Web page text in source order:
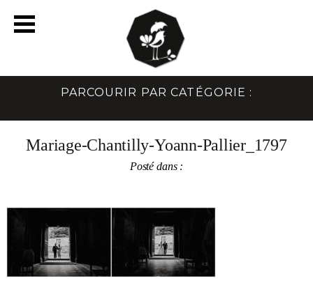
PARCOURIR PAR CATÉGORIE :
Mariage-Chantilly-Yoann-Pallier_1797
Posté dans :